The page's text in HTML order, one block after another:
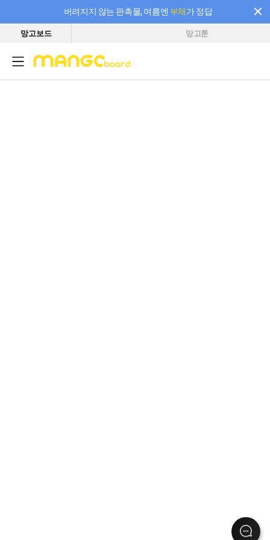
버려지지 않는 판촉물, 여름엔 부채가 정답
필요한 만큼 충전하고 끊김 없이 작업하세요! 새로워진 AI 부스터 요금제
망고보드 망고툰